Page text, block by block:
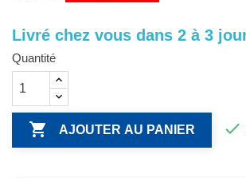
Livré chez vous dans 2 à 3
Quantité
 AJOUTER AU PANIER 